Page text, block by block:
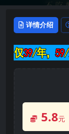
详情介绍
5.8元